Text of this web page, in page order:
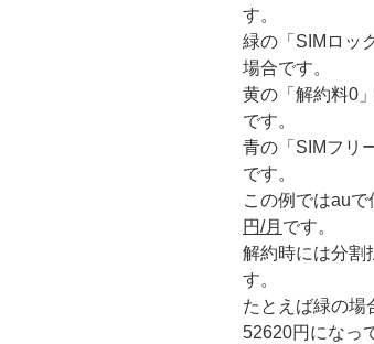
す。
緑の「SIMロッ
場合です。
黄の「解約料0
です。
青の「SIMフリ
です。
この例ではau
円/月 です。
解約時には分割
す。
たとえば緑の場
52620円になっ